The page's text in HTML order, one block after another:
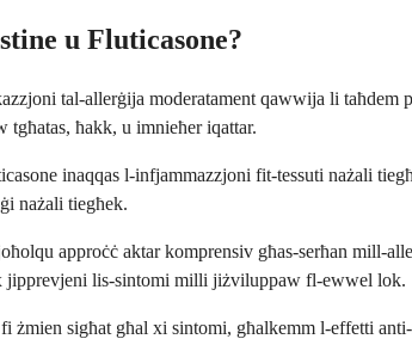
u Fluticasone?
tal-allerġija moderatament qawwija li
ħakk, u imnieħer iqattar.
inaqqas l-infjammazzjoni fit-tessuti nażali
nażali tiegħek.
approċċ aktar komprensiv għas-serħan mill-
jipprevjeni lis-sintomi milli jiżviluppaw fl-ewwel lok.
żmien sigħat għal xi sintomi, għalkemm l-effetti